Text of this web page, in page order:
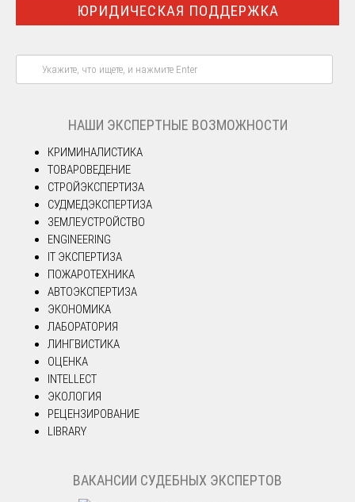
ЮРИДИЧЕСКАЯ ПОДДЕРЖКА
НАШИ ЭКСПЕРТНЫЕ ВОЗМОЖНОСТИ
КРИМИНАЛИСТИКА
ТОВАРОВЕДЕНИЕ
СТРОЙЭКСПЕРТИЗА
СУДМЕДЭКСПЕРТИЗА
ЗЕМЛЕУСТРОЙСТВО
ENGINEERING
IT ЭКСПЕРТИЗА
ПОЖАРОТЕХНИКА
АВТОЭКСПЕРТИЗА
ЭКОНОМИКА
ЛАБОРАТОРИЯ
ЛИНГВИСТИКА
ОЦЕНКА
INTELLECT
ЭКОЛОГИЯ
РЕЦЕНЗИРОВАНИЕ
LIBRARY
ВАКАНСИИ СУДЕБНЫХ ЭКСПЕРТОВ